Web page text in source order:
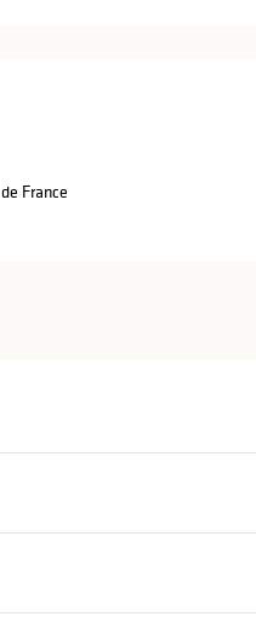
France